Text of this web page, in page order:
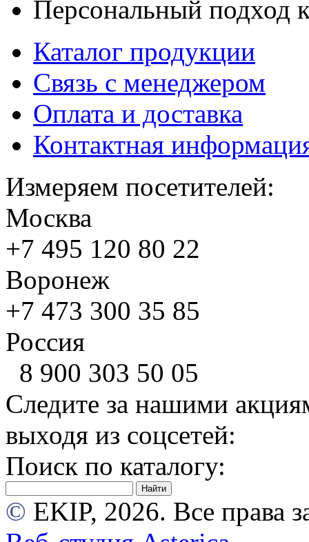
Персональный подход
Каталог продукции
Связь с менеджером
Оплата и доставка
Контактная
Измеряем посетителей:
Москва
+7 495 120 80 22
Воронеж
+7 473 300 35 85
Россия
8 900 303 50 05
Следите за нашими
выходя из соцсетей:
Поиск по каталогу:
© EKIP, 2026. Все права